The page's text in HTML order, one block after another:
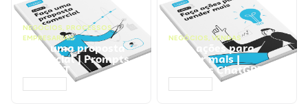
NEGÓCIOS, PROCESSOS
EMPRESARIAIS
Faça uma proposta
comercial | Prompts
ChatGPT
NEGÓCIOS, VENDAS
Faça ações para
vender mais |
Prompts ChatGPT